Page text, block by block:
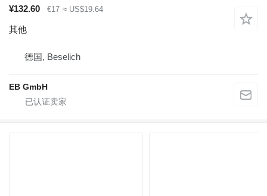
¥132.60 €17 ≈ US$19.64
其他
德国, Beselich
EB GmbH